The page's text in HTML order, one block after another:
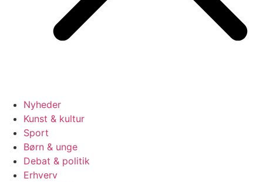
Nyheder
Kunst & kultur
Sport
Børn & unge
Debat & politik
Erhverv